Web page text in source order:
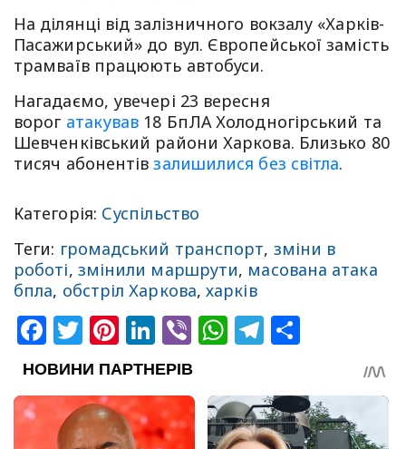
На ділянці від залізничного вокзалу «Харків-
Пасажирський» до вул. Європейської замість
трамваїв працюють автобуси.
Нагадаємо, увечері 23 вересня
ворог атакував 18 БпЛА Холодногірський та
Шевченківський райони Харкова. Близько 80
тисяч абонентів залишилися без світла.
Категорія: Суспільство
Теги: громадський транспорт, зміни в
роботі, змінили маршрути, масована атака
бпла, обстріл Харкова,харків
Facebook
Twitter
Pinterest
LinkedIn
ViberWhatsApp
Telegram